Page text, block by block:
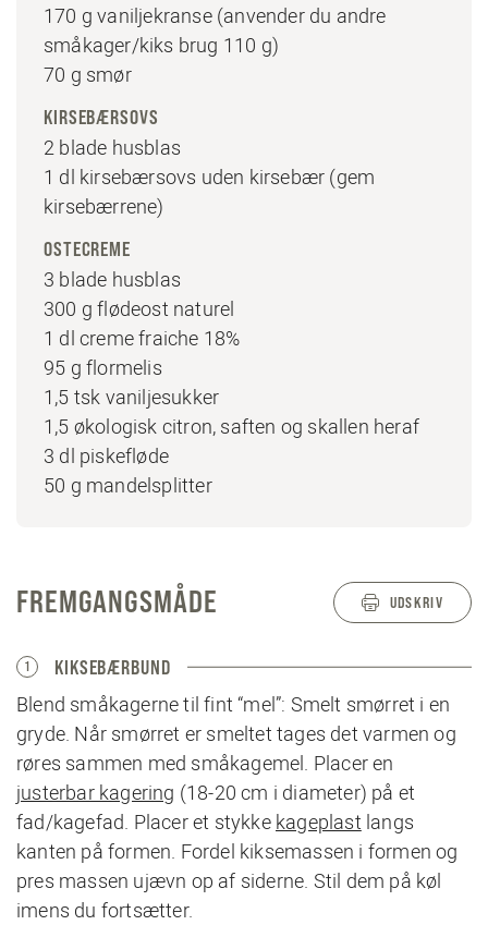
170 g vaniljekranse (anvender du andre
småkager/kiks brug 110 g)
70 g smør
KIRSEBÆRSOVS
2 blade husblas
1 dl kirsebærsovs uden kirsebær (gem
kirsebærrene)
OSTECREME
3 blade husblas
300 g flødeost naturel
1 dl creme fraiche 18%
95 g flormelis
1,5 tsk vaniljesukker
1,5 økologisk citron, saften og skallen heraf
3 dl piskefløde
50 g mandelsplitter
FREMGANGSMÅDE UDSKRIV
1 KIKSEBÆRBUND
Blend småkagerne til fint “mel”: Smelt smørret i en
gryde. Når smørret er smeltet tages det varmen og
røres sammen med småkagemel. Placer en
justerbar kagering (18-20 cm i diameter) på et
fad/kagefad. Placer et stykke kageplastlangs
kanten på formen. Fordel kiksemassen i formen og
pres massen ujævn op af siderne. Stil dem på køl
imens du fortsætter.